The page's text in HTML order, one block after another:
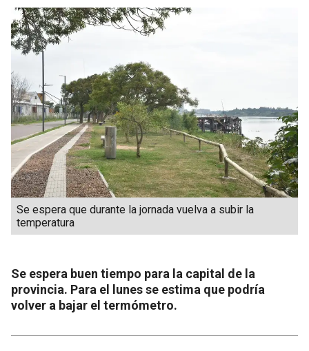
Se espera que durante la jornada vuelva a subir la
temperatura
Se espera buen tiempo para la capital de la
provincia. Para el lunes se estima que podría
volver a bajar el termómetro.